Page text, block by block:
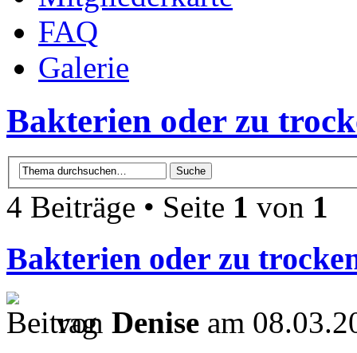
FAQ
Galerie
Bakterien oder zu
4 Beiträge • Seite 1 von 1
Bakterien oder zu
von Denise am